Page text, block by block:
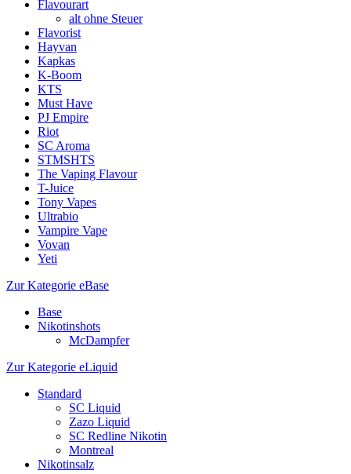
Flavourart
alt ohne Steuer
Flavorist
Hayvan
Kapkas
K-Boom
KTS
Must Have
PJ Empire
Riot
SC Aroma
STMSHTS
The Vaping Flavour
T-Juice
Tony Vapes
Ultrabio
Vampire Vape
Vovan
Yeti
Zur Kategorie eBase
Base
Nikotinshots
McDampfer
Zur Kategorie eLiquid
Standard
SC Liquid
Zazo Liquid
SC Redline Nikotin
Montreal
Nikotinsalz